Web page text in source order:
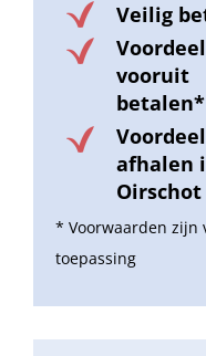
Veilig
vooruit
betalen*
afhalen
Oirschot
* Voorwaarden zijn
toepassing